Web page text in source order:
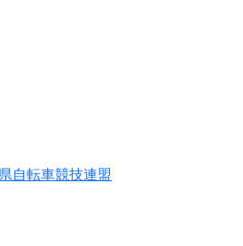
自転車競技連盟